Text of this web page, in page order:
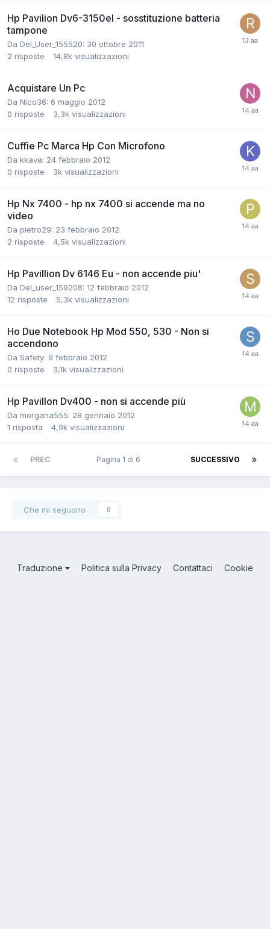
Hp Pavilion Dv6-3150el - sosstituzione batteria
tampone
Da Del_User_155520: 30 ottobre 2011
2 risposte 14,8k visualizzazioni
Acquistare Un Pc
Da Nico36: 6 maggio 2012
0 risposte 3,3k visualizzazioni
Cuffie Pc Marca Hp Con Microfono
Da kkava: 24 febbraio 2012
0 risposte 3k visualizzazioni
Hp Nx 7400 - hp nx 7400 si accende ma no
video
Da pietro29: 23 febbraio 2012
2 risposte 4,5k visualizzazioni
Hp Pavillion Dv 6146 Eu - non accende piu'
Da Del_user_159208: 12 febbraio 2012
12 risposte 5,3k visualizzazioni
Ho Due Notebook Hp Mod 550, 530 - Non si
accendono
Da Safety: 9 febbraio 2012
0 risposte 3,1k visualizzazioni
Hp Pavillon Dv400 - non si accende più
Da morgana555: 28 gennaio 2012
1 risposta 4,9k visualizzazioni
PREC SUCCESSIVO
Pagina 1 di 6
Che mi seguono 0
Traduzione Politica sulla Privacy Contattaci Cookie